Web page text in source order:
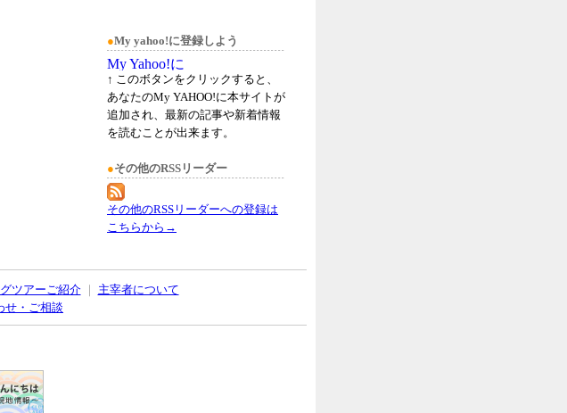
●My yahoo!に登録しよう
↑ このボタンをクリックすると、
あなたのMy YAHOO!に本サイトが
追加され、最新の記事や新着情報
を読むことが出来ます。
●その他のRSSリーダー
その他のRSSリーダーへの登録は
こちらから→
ツアーご紹介
主宰者について
せ・ご相談